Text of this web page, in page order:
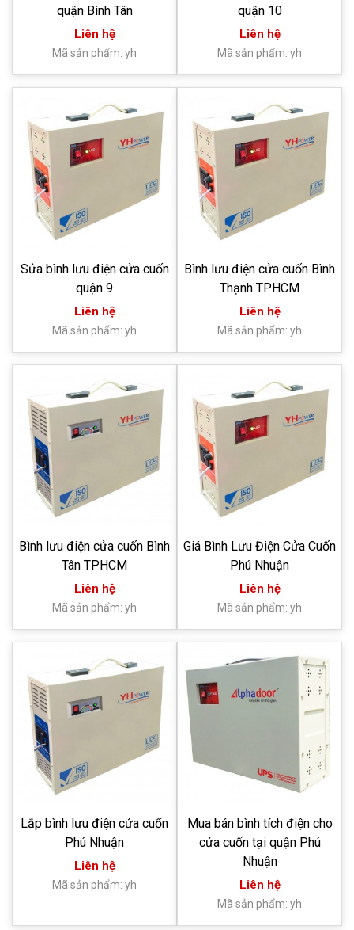
quận Bình Tân
Liên hệ
Mã sản phẩm: yh
quận 10
Liên hệ
Mã sản phẩm: yh
Sửa bình lưu điện cửa cuốn
quận 9
Liên hệ
Mã sản phẩm: yh
Bình lưu điện cửa cuốn Bình
Thạnh TPHCM
Liên hệ
Mã sản phẩm: yh
Bình lưu điện cửa cuốn Bình
Tân TPHCM
Liên hệ
Mã sản phẩm: yh
Giá Bình Lưu Điện Cửa Cuốn
Phú Nhuận
Liên hệ
Mã sản phẩm: yh
Lắp bình lưu điện cửa cuốn
Phú Nhuận
Liên hệ
Mã sản phẩm: yh
Mua bán bình tích điện cho
cửa cuốn tại quận Phú
Nhuận
Liên hệ
Mã sản phẩm: yh